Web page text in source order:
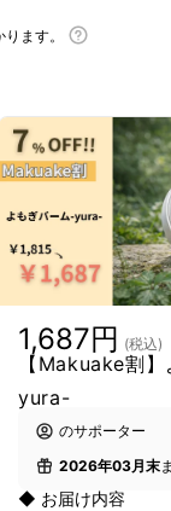
増えてお
毎朝洗面所
どのような
育てたよも
めのスキ
ます。
1,687円 (税込)
【Makuake割
yura-
のサポーター
2026年03月末
◆ お届け内容